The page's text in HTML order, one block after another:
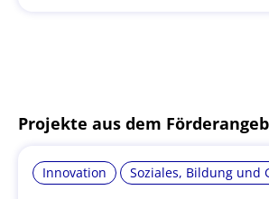
Projekte aus dem
Innovation Soziales, Bildung und